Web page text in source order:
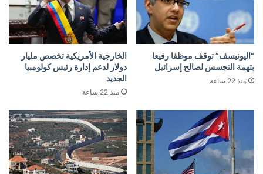
“اليونيسف” توقف موظفا رفيعا
بتهمة التجسس لصالح إسرائيل
منذ 22 ساعة
الخارجية الأمريكية تخصص مليار
دولار لدعم إدارة رئيس كولومبيا
الجديد
منذ 22 ساعة